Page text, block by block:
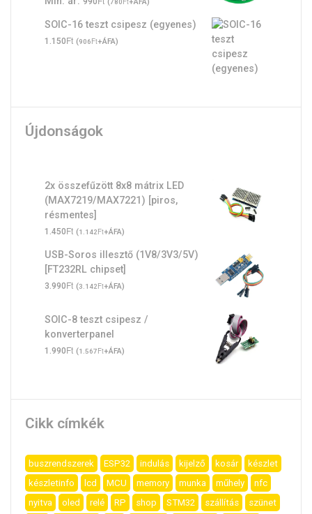
780
SOIC-16 teszt csipesz (egyenes)
1.150Ft (906Ft+ÁFA)
Újdonságok
2x összefűzött 8x8 mátrix LED
(MAX7219/MAX7221) [piros,
résmentes]
1.450Ft (1.142Ft+ÁFA)
USB-Soros illesztő (1V8/3V3/5V)
[FT232RL chipset]
3.990Ft (3.142Ft+ÁFA)
SOIC-8 teszt csipesz /
konverterpanel
1.990Ft (1.567Ft+ÁFA)
Cikk címkék
buszrendszerek ESP32 indulás kijelző kosár
készlet
készletinfo
lcd MCU memory munka műhely
nfc
nyitva
oled relé RP shop STM32 szállítás
szünet